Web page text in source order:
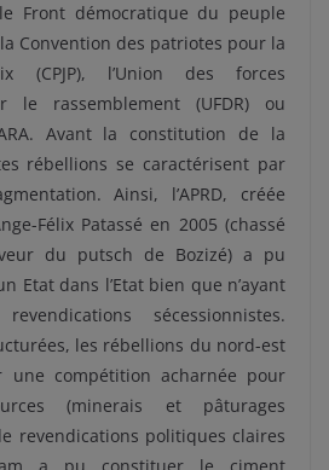
le Front démocratique du peuple
Convention des patriotes pour la
l’Union des forces
le rassemblement (UFDR) ou
Avant la constitution de la
rébellions se caractérisent par
Ainsi, l’APRD, créée
Félix Patassé en 2005 (chassé
du putsch de Bozizé) a pu
Etat dans l’Etat bien que n’ayant
sécessionnistes.
les rébellions du nord-est
une compétition acharnée pour
(minerais et pâturages
revendications politiques claires